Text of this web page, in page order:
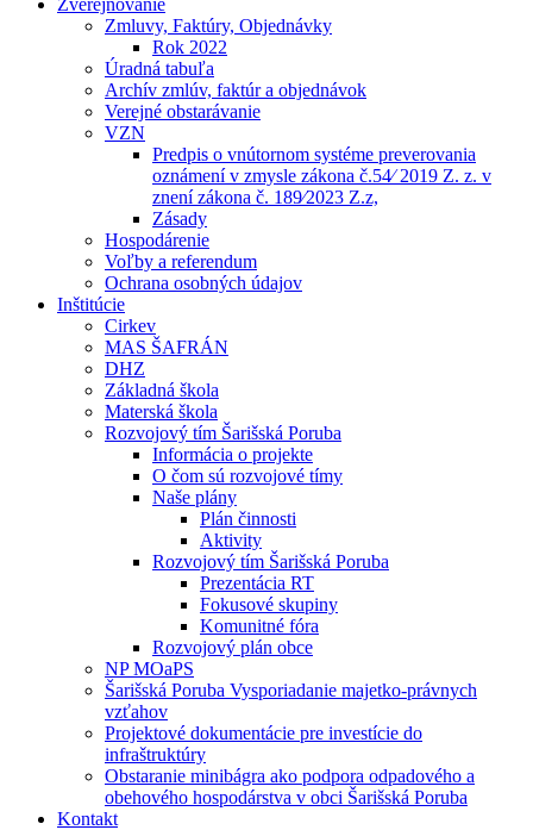
Zverejňovanie
Zmluvy, Faktúry, Objednávky
Rok 2022
Úradná tabuľa
Archív zmlúv, faktúr a objednávok
Verejné obstarávanie
VZN
Predpis o vnútornom systéme preverovania
oznámení v zmysle zákona č.54⁄ 2019 Z. z. v
znení zákona č. 189⁄2023 Z.z,
Zásady
Hospodárenie
Voľby a referendum
Ochrana osobných údajov
Inštitúcie
Cirkev
MAS ŠAFRÁN
DHZ
Základná škola
Materská škola
Rozvojový tím Šarišská Poruba
Informácia o projekte
O čom sú rozvojové tímy
Naše plány
Plán činnosti
Aktivity
Rozvojový tím Šarišská Poruba
Prezentácia RT
Fokusové skupiny
Komunitné fóra
Rozvojový plán obce
NP MOaPS
Šarišská Poruba Vysporiadanie majetko-právnych
vzťahov
Projektové dokumentácie pre investície do
infraštruktúry
Obstaranie minibágra ako podpora odpadového a
obehového hospodárstva v obci Šarišská Poruba
Kontakt